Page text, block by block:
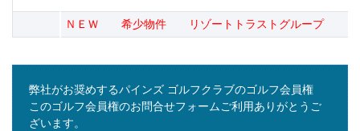
ＮＥＷ 希少物件 リゾートトラストグループ
弊社がお奨めするパインズ ゴルフクラブのゴルフ会員権
このゴルフ会員権のお問合せフォームご利用ありがとうご
ざいます。